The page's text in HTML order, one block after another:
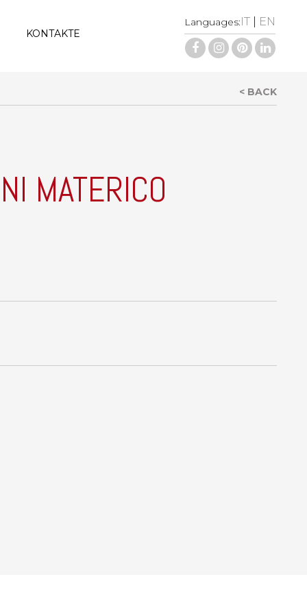
KONTAKTE
Languages:IT EN
< BACK
MATERICO